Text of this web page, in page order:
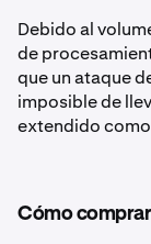
Debido al
de
que un ataque
imposible de
extendido como
Cómo